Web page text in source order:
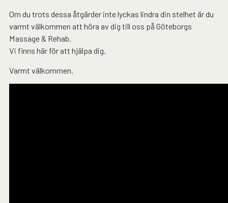
Om du trots dessa åtgärder inte lyckas lindra din stelhet är du
varmt välkommen att höra av dig till oss på Göteborgs
Massage & Rehab.
Vi finns här för att hjälpa dig.
Varmt välkommen.